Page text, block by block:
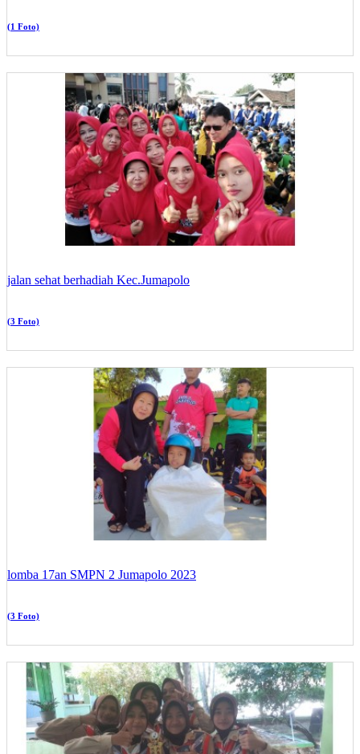
(1 Foto)
jalan sehat berhadiah Kec.Jumapolo
(3 Foto)
lomba 17an SMPN 2 Jumapolo 2023
(3 Foto)